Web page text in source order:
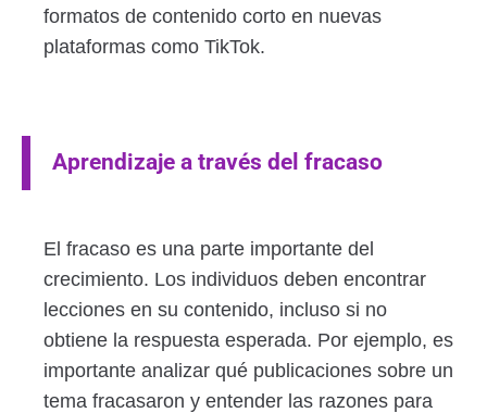
formatos de contenido corto en nuevas
plataformas como TikTok.
Aprendizaje a través del fracaso
El fracaso es una parte importante del
crecimiento. Los individuos deben encontrar
lecciones en su contenido, incluso si no
obtiene la respuesta esperada. Por ejemplo, es
importante analizar qué publicaciones sobre un
tema fracasaron y entender las razones para